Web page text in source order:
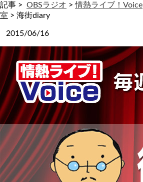
記事 > OBSラジオ >情熱ライブ！Voice
室 > 海街diary
2015/06/16